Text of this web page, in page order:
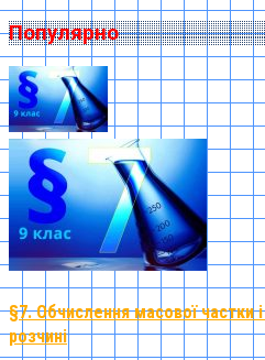
Популярно
§7. Обчислення масової частки
розчині